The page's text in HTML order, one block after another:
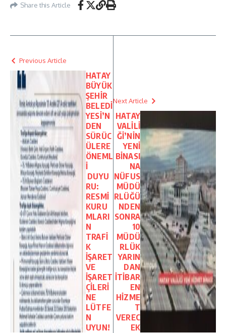
Share this Article
Previous Article
HATAY
BÜYÜK
ŞEHİR
BELEDİ
YESİ’N
DEN
SÜRÜC
ÜLERE
ÖNEML
İ
DUYU
RU:
RESMİ
KURU
MLARI
N
TRAFİ
K
İŞARET
VE
İŞARET
ÇİLERİ
NE
LÜTFE
N
UYUN!
Next Article
HATAY
VALİLİ
Ğİ’NİN
YENİ
BİNASI
NA
NÜFUS
MÜDÜ
RLÜĞÜ
NDEN
SONRA
10
MÜDÜ
RLÜK
YARIN
DAN
İTİBAR
EN
HİZME
T
VEREC
EK